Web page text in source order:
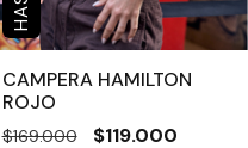
CAMPERA HAMILTON
ROJO
$169.000 $119.000